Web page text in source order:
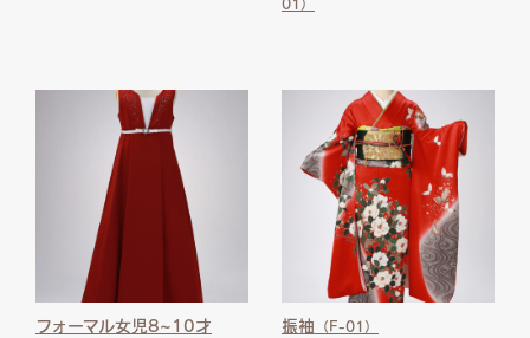
01）
フォーマル女児8~10才 振袖 （F-01）